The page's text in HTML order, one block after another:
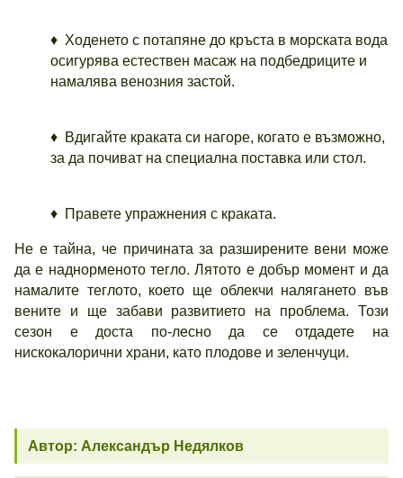
♦ Ходенето с потапяне до кръста в морската вода
осигурява естествен масаж на подбедриците и
намалява венозния застой.
♦ Вдигайте краката си нагоре, когато е възможно,
за да почиват на специална поставка или стол.
♦ Правете упражнения с краката.
Не е тайна, че причината за разширените вени може
да е наднорменото тегло. Лятото е добър момент и да
намалите теглото, което ще облекчи налягането във
вените и ще забави развитието на проблема. Този
сезон е доста по-лесно да се отдадете на
нискокалорични храни, като плодове и зеленчуци.
Автор: Александър Недялков